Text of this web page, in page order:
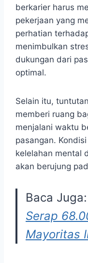
berkarier harus
pekerjaan yang
perhatian
menimbulkan
dukungan dari
optimal.
Selain itu,
memberi ruang
menjalani waktu
pasangan.
kelelahan mental
akan berujung
Baca Juga:
Serap
Mayoritas